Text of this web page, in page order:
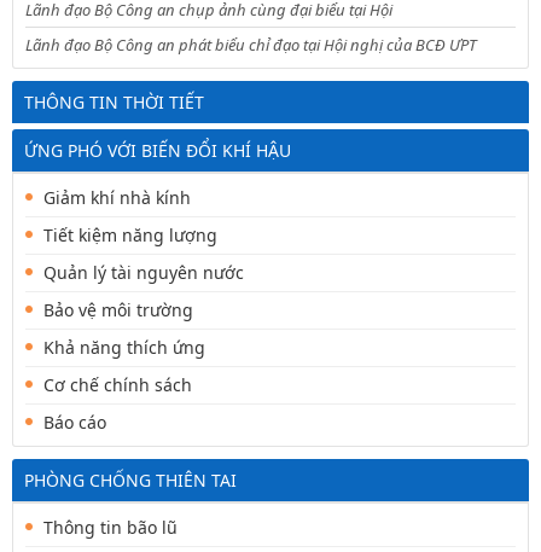
Lãnh đạo Bộ Công an chụp ảnh cùng đại biểu tại Hội
Lãnh đạo Bộ Công an phát biểu chỉ đạo tại Hội nghị của BCĐ ƯPT
THÔNG TIN THỜI TIẾT
ỨNG PHÓ VỚI BIẾN ĐỔI KHÍ HẬU
Giảm khí nhà kính
Tiết kiệm năng lượng
Quản lý tài nguyên nước
Bảo vệ môi trường
Khả năng thích ứng
Cơ chế chính sách
Báo cáo
PHÒNG CHỐNG THIÊN TAI
Thông tin bão lũ